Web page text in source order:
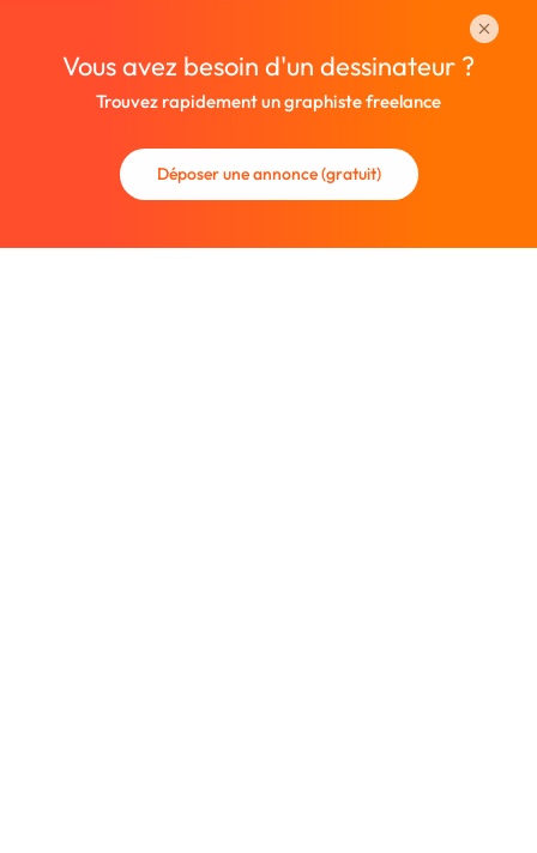
Vous avez besoin d'un dessinateur ?
Trouvez rapidement un graphiste freelance
Déposer une annonce (gratuit)